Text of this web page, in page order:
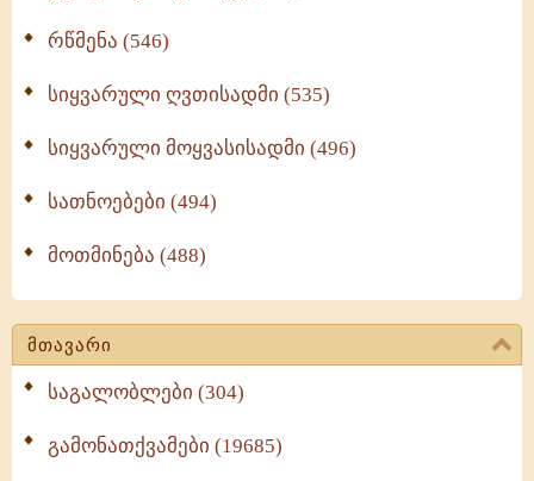
რწმენა (546)
სიყვარული ღვთისადმი (535)
სიყვარული მოყვასისადმი (496)
სათნოებები (494)
მოთმინება (488)
მთავარი
საგალობლები (304)
გამონათქვამები (19685)